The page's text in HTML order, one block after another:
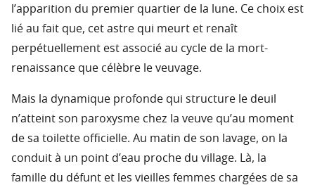
l’apparition du premier quartier de la lune. Ce choix est
lié au fait que, cet astre qui meurt et renaît
perpétuellement est associé au cycle de la mort-
renaissance que célèbre le veuvage.
Mais la dynamique profonde qui structure le deuil
n’atteint son paroxysme chez la veuve qu’au moment
de sa toilette officielle. Au matin de son lavage, on la
conduit à un point d’eau proche du village. Là, la
famille du défunt et les vieilles femmes chargées de sa